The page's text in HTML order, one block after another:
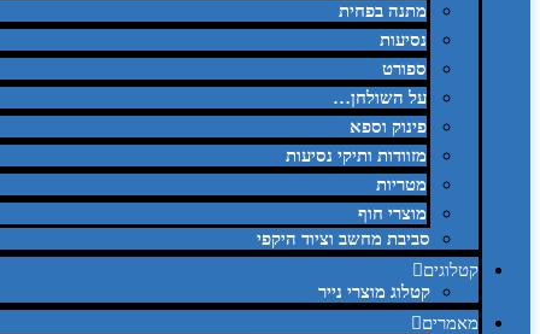
מתנה בפחית
נסיעות
ספורט
על השולחן…
פינוק וספא
מזוודות ותיקי נסיעות
מטריות
מוצרי חוף
סביבת מחשב וציוד היקפי
קטלוגים
קטלוג מוצרי נייר
מאמרים